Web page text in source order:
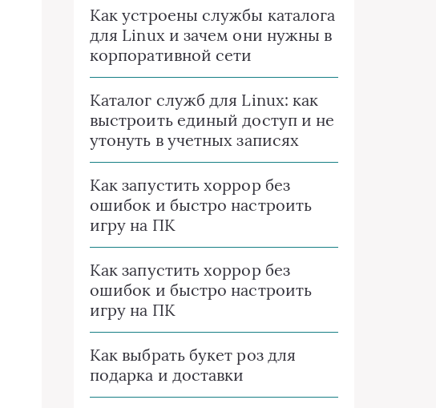
Как устроены службы каталога
для Linux и зачем они нужны в
корпоративной сети
Каталог служб для Linux: как
выстроить единый доступ и не
утонуть в учетных записях
Как запустить хоррор без
ошибок и быстро настроить
игру на ПК
Как запустить хоррор без
ошибок и быстро настроить
игру на ПК
Как выбрать букет роз для
подарка и доставки